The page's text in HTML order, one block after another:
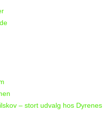
– stort udvalg hos Dyrenes